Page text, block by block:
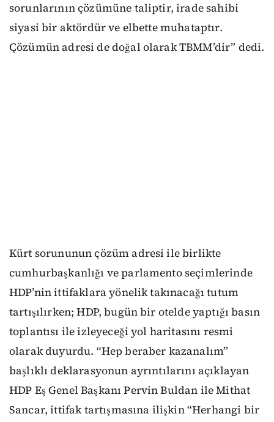
sorunlarının çözümüne taliptir, irade sahibi
siyasi bir aktördür ve elbette muhataptır.
Çözümün adresi de doğal olarak TBMM’dir” dedi.
Kürt sorununun çözüm adresi ile birlikte
cumhurbaşkanlığı ve parlamento seçimlerinde
HDP’nin ittifaklara yönelik takınacağı tutum
tartışılırken; HDP, bugün bir otelde yaptığı basın
toplantısı ile izleyeceği yol haritasını resmi
olarak duyurdu. “Hep beraber kazanalım”
başlıklı deklarasyonun ayrıntılarını açıklayan
HDP Eş Genel Başkanı Pervin Buldan ile Mithat
Sancar, ittifak tartışmasına ilişkin “Herhangi bir